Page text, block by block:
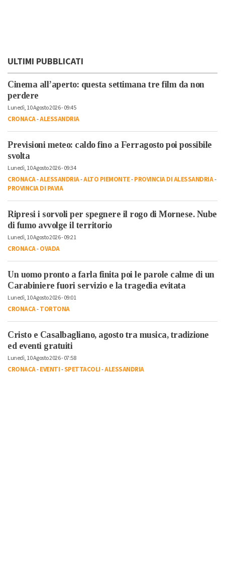
ULTIMI PUBBLICATI
Cinema all’aperto: questa settimana tre film da non
perdere
Lunedì, 10 Agosto 2026 - 09:45
CRONACA-ALESSANDRIA
Previsioni meteo: caldo fino a Ferragosto poi possibile
svolta
Lunedì, 10 Agosto 2026 - 09:34
CRONACA-ALESSANDRIA-ALTO PIEMONTE-PROVINCIA DI ALESSANDRIA-
PROVINCIA DI PAVIA
Ripresi i sorvoli per spegnere il rogo di Mornese. Nube
di fumo avvolge il territorio
Lunedì, 10 Agosto 2026 - 09:21
CRONACA-OVADA
Un uomo pronto a farla finita poi le parole calme di un
Carabiniere fuori servizio e la tragedia evitata
Lunedì, 10 Agosto 2026 - 09:01
CRONACA-TORTONA
Cristo e Casalbagliano, agosto tra musica, tradizione
ed eventi gratuiti
Lunedì, 10 Agosto 2026 - 07:58
CRONACA-EVENTI-SPETTACOLI-ALESSANDRIA